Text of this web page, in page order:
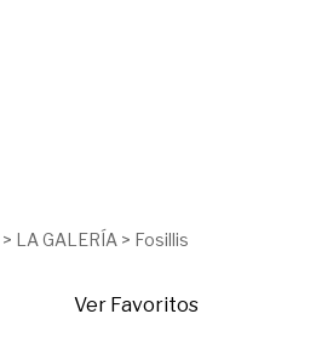
> LA GALERÍA > Fosillis
Ver Favoritos